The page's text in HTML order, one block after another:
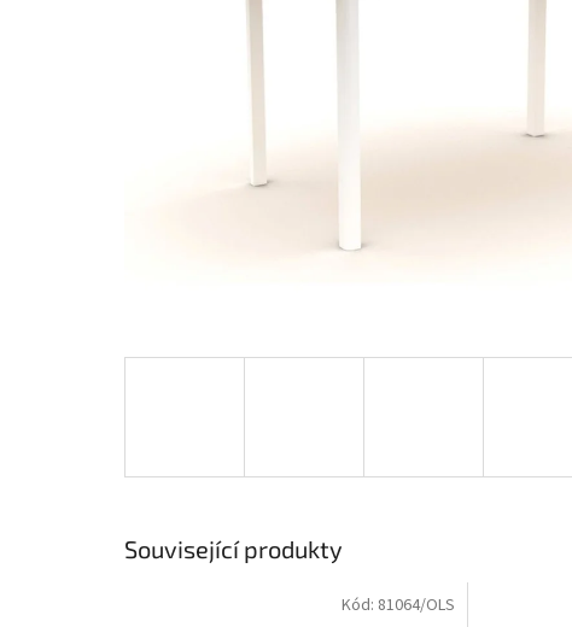
Související produkty
Kód: 81064/OLS